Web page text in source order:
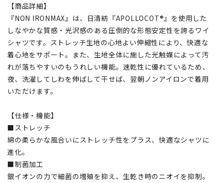
【商品詳細】
『NON IRONMAX』は、日清紡『APOLLOCOT®』を使用した
しなやかな質感・光沢感のある圧倒的な形態安定性を誇るワイ
シャツです。ストレッチ生地の心地よい伸縮性により、快適な
着心地をサポート。また、生地全体に施した光触媒によって汚
れが落ちやすいのもうれしい機能。速乾性に優れているため、
夜、洗濯してしわを伸ばして干せば、翌朝ノンアイロンで着用
いただけます。
【仕様・機能】
■ストレッチ
綿の柔らかな風合いにストレッチ性をプラス、快適なシャツに
進化。
■制菌加工
銀イオンの力で細菌の増殖を抑え、生乾き時のニオイを抑制。